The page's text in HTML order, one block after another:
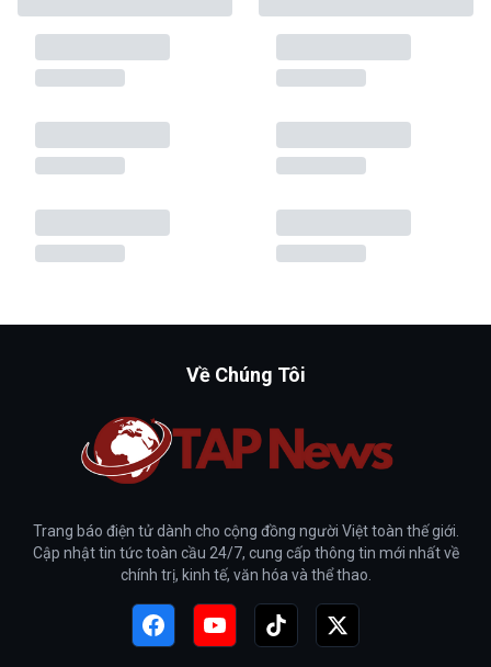
Về Chúng Tôi
Trang báo điện tử dành cho cộng đồng người Việt toàn thế giới.
Cập nhật tin tức toàn cầu 24/7, cung cấp thông tin mới nhất về
chính trị, kinh tế, văn hóa và thể thao.